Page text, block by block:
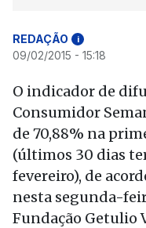
REDAÇÃO i
09/02/2015 - 15:18
O indicador de
Consumidor
de 70,88% na
(últimos 30 dias
fevereiro), de
nesta segunda-
Fundação Getulio